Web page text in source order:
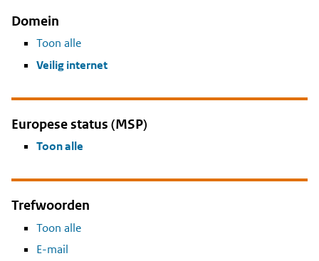
Domein
Toon alle
Veilig internet
Europese status (MSP)
Toon alle
Trefwoorden
Toon alle
E-mail